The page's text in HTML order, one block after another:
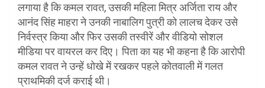
लगाया है कि कमल रावत, उसकी महिला मित्र अर्जिता राय और
आनंद सिंह माहरा ने उनकी नाबालिग पुत्री को लालच देकर उसे
निर्वस्त्र किया और फिर उसकी तस्वीरें और वीडियो सोशल
मीडिया पर वायरल कर दिए। पिता का यह भी कहना है कि आरोपी
कमल रावत ने उन्हें धोखे में रखकर पहले कोतवाली में गलत
प्राथमिकी दर्ज कराई थी।